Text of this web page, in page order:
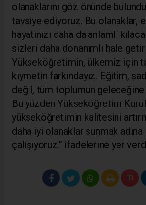
olanaklarını göz önünde
tavsiye ediyoruz. Bu olanaklar,
hayatınızı daha da anlamlı
sizleri daha donanımlı hale
Yükseköğretimin, ülkemiz için
kıymetin farkındayız. Eğitim,
değil, tüm toplumun geleceğine
Bu yüzden Yükseköğretim
yükseköğretimin kalitesini
daha iyi olanaklar sunmak
çalışıyoruz.” ifadelerine yer